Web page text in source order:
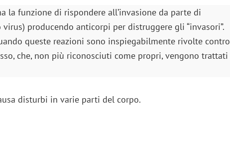
la funzione di rispondere all’invasione da parte di
producendo anticorpi per distruggere gli “invasori”.
queste reazioni sono inspiegabilmente rivolte contro
che, non più riconosciuti come propri, vengono trattati
disturbi in varie parti del corpo.